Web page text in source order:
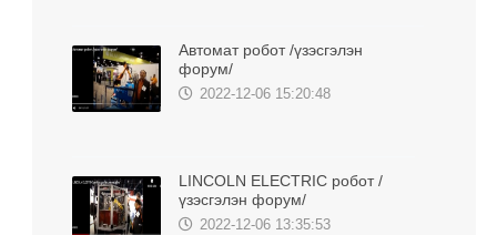
Автомат робот /үзэсгэлэн
форум/
2022-12-06 15:20:48
LINCOLN ELECTRIC робот /
үзэсгэлэн форум/
2022-12-06 13:35:53